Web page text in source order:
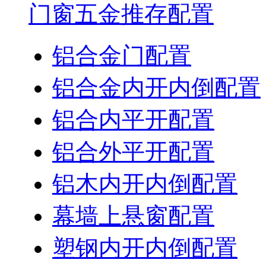
门窗五金推存配置
铝合金门配置
铝合金内开内倒配置
铝合内平开配置
铝合外平开配置
铝木内开内倒配置
幕墙上悬窗配置
塑钢内开内倒配置